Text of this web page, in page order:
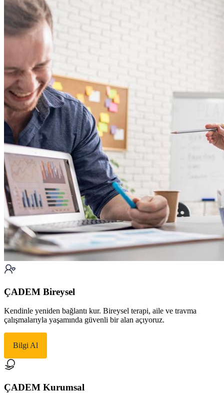
ÇADEM Bireysel
Kendinle yeniden bağlantı kur. Bireysel terapi, aile ve travma
çalışmalarıyla yaşamında güvenli bir alan açıyoruz.
Bilgi Al
ÇADEM Kurumsal